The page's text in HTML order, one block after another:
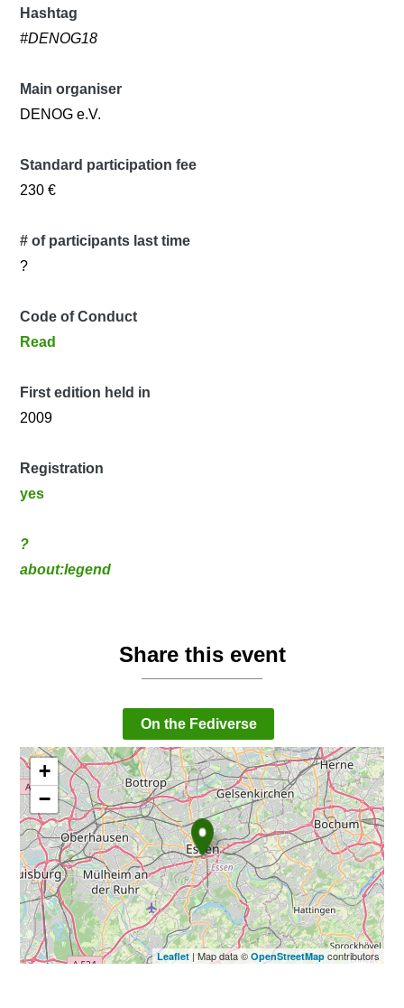
Hashtag
#DENOG18
Main organiser
DENOG e.V.
Standard participation fee
230 €
# of participants last time
?
Code of Conduct
Read
First edition held in
2009
Registration
yes
?
about:legend
Share this event
On the Fediverse
+
−
Leaflet| Map data © OpenStreetMapcontributors